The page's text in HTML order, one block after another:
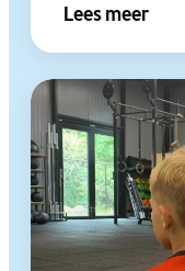
Lees meer